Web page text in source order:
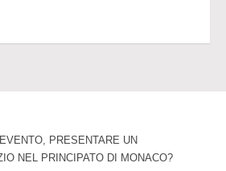
PRESENTARE UN
NEL PRINCIPATO DI MONACO?